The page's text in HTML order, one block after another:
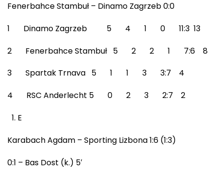
Fenerbahce Stambuł – Dinamo Zagrzeb 0:0
1 Dinamo Zagrzeb 5 4 1 0 11:3 13
2 Fenerbahce Stambuł 5 2 2 1 7:6 8
3 Spartak Trnava 5 1 1 3 3:7 4
4 RSC Anderlecht 5 0 2 3 2:7 2
E
Karabach Agdam – Sporting Lizbona 1:6 (1:3)
0:1 – Bas Dost (k.) 5′